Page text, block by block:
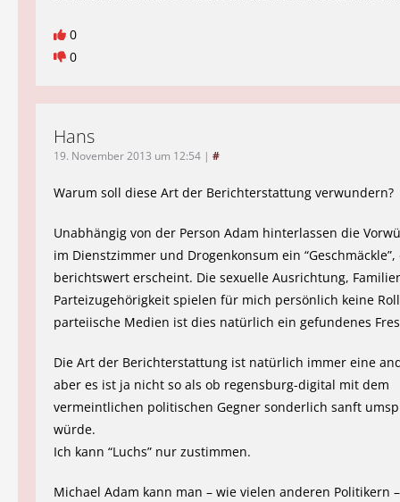
0
0
Hans
19. November 2013 um 12:54 | #
Warum soll diese Art der Berichterstattung verwundern?
Unabhängig von der Person Adam hinterlassen die
im Dienstzimmer und Drogenkonsum ein “Geschmäckle”,
berichtswert erscheint. Die sexuelle Ausrichtung,
Parteizugehörigkeit spielen für mich persönlich keine
parteiische Medien ist dies natürlich ein gefundenes
Die Art der Berichterstattung ist natürlich immer eine
aber es ist ja nicht so als ob regensburg-digital mit dem
vermeintlichen politischen Gegner sonderlich sanft
würde.
Ich kann “Luchs” nur zustimmen.
Michael Adam kann man – wie vielen anderen Politikern